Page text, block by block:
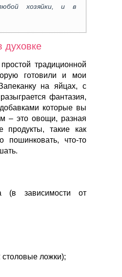
хозяйки, и в
духовке
традиционной
готовили и мои
на яйцах, с
фантазия,
которые вы
– это овощи, разная
продукты, такие как
пошинковать, что-то
(в зависимости от
ложки);